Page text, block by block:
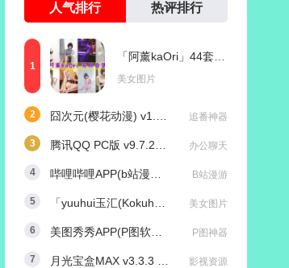
人气排行 热评排行
美女图片
追番神器
办公聊天
B站漫游
美女图片
P图神器
影视资源